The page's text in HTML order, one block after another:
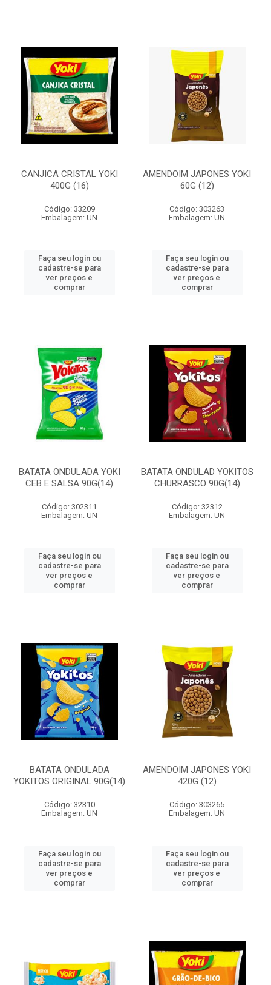
CANJICA CRISTAL YOKI
400G (16)
Código: 33209
Embalagem: UN
Faça seu login ou
cadastre-se para
ver preços e
comprar
AMENDOIM JAPONES YOKI
60G (12)
Código: 303263
Embalagem: UN
Faça seu login ou
cadastre-se para
ver preços e
comprar
BATATA ONDULADA YOKI
CEB E SALSA 90G(14)
Código: 302311
Embalagem: UN
Faça seu login ou
cadastre-se para
ver preços e
comprar
BATATA ONDULAD YOKITOS
CHURRASCO 90G(14)
Código: 32312
Embalagem: UN
Faça seu login ou
cadastre-se para
ver preços e
comprar
BATATA ONDULADA
YOKITOS ORIGINAL 90G(14)
Código: 32310
Embalagem: UN
Faça seu login ou
cadastre-se para
ver preços e
comprar
AMENDOIM JAPONES YOKI
420G (12)
Código: 303265
Embalagem: UN
Faça seu login ou
cadastre-se para
ver preços e
comprar